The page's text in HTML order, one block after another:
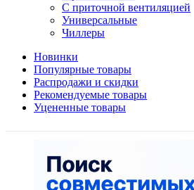
С приточной вентиляцией
Универсальные
Чиллеры
Новинки
Популярные товары
Распродажи и скидки
Рекомендуемые товары
Уцененные товары